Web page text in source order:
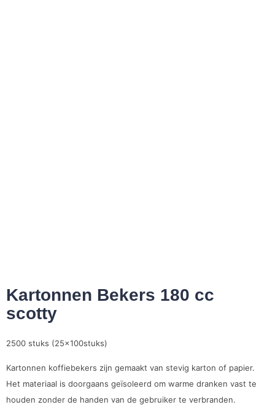
Kartonnen Bekers 180 cc
scotty
2500 stuks (25x100stuks)
Kartonnen koffiebekers zijn gemaakt van stevig karton of papier.
Het materiaal is doorgaans geïsoleerd om warme dranken vast te
houden zonder de handen van de gebruiker te verbranden.